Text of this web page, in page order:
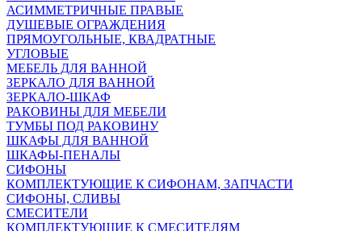
АСИММЕТРИЧНЫЕ ПРАВЫЕ
ДУШЕВЫЕ ОГРАЖДЕНИЯ
ПРЯМОУГОЛЬНЫЕ, КВАДРАТНЫЕ
УГЛОВЫЕ
МЕБЕЛЬ ДЛЯ ВАННОЙ
ЗЕРКАЛО ДЛЯ ВАННОЙ
ЗЕРКАЛО-ШКАФ
РАКОВИНЫ ДЛЯ МЕБЕЛИ
ТУМБЫ ПОД РАКОВИНУ
ШКАФЫ ДЛЯ ВАННОЙ
ШКАФЫ-ПЕНАЛЫ
СИФОНЫ
КОМПЛЕКТУЮЩИЕ К СИФОНАМ, ЗАПЧАСТИ
СИФОНЫ, СЛИВЫ
СМЕСИТЕЛИ
КОМПЛЕКТУЮЩИЕ К СМЕСИТЕЛЯМ